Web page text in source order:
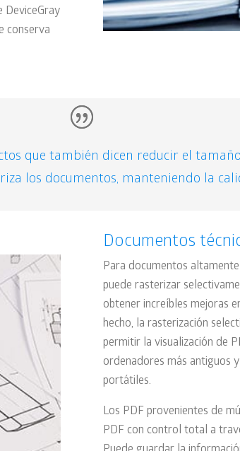
DeviceGray
conserva
que también dicen reducir el
los documentos, manteniendo la
Documentos
Para documentos
puede rasterizar
obtener increíbles mejoras
hecho, la rasterización
permitir la visualización de
ordenadores más antiguos
portátiles.
Los PDF provenientes de
PDF con control total a